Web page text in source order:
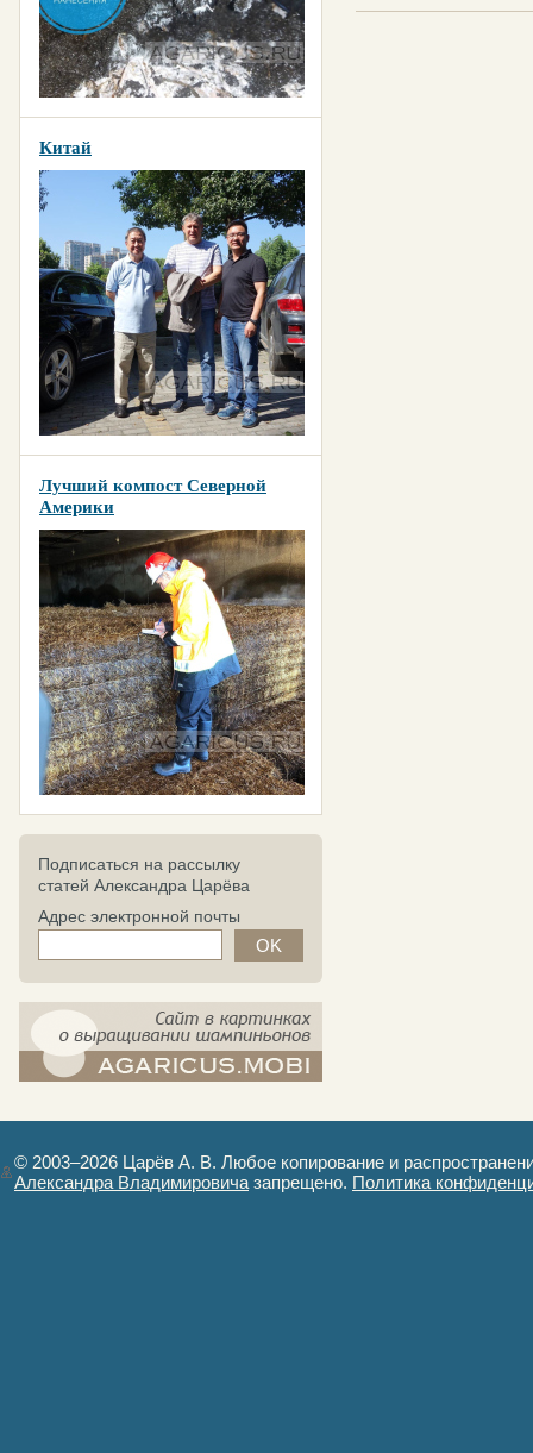
Китай
Лучший компост Северной
Америки
Подписаться на рассылку
статей Александра Царёва
Адрес электронной почты
© 2003–2026 Царёв А. В. Любое копирование и
Александра Владимировича запрещено. Политика
Авторизация